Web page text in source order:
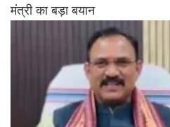
मंत्री का बड़ा बयान